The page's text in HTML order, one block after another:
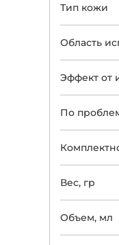
Тип кожи
Область
Эффект от
По
Вес, гр
Объем, мл